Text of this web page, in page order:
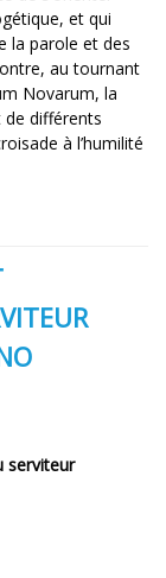
et qui
la parole et des
au tournant
Novarum, la
de différents
à l’humilité
serviteur